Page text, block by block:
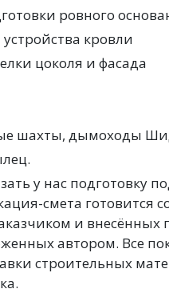
ровного
кровли
цоколя и фасада
шахты, дымоходы
у нас подготовку
смета готовится
и
автором. Все
строительных